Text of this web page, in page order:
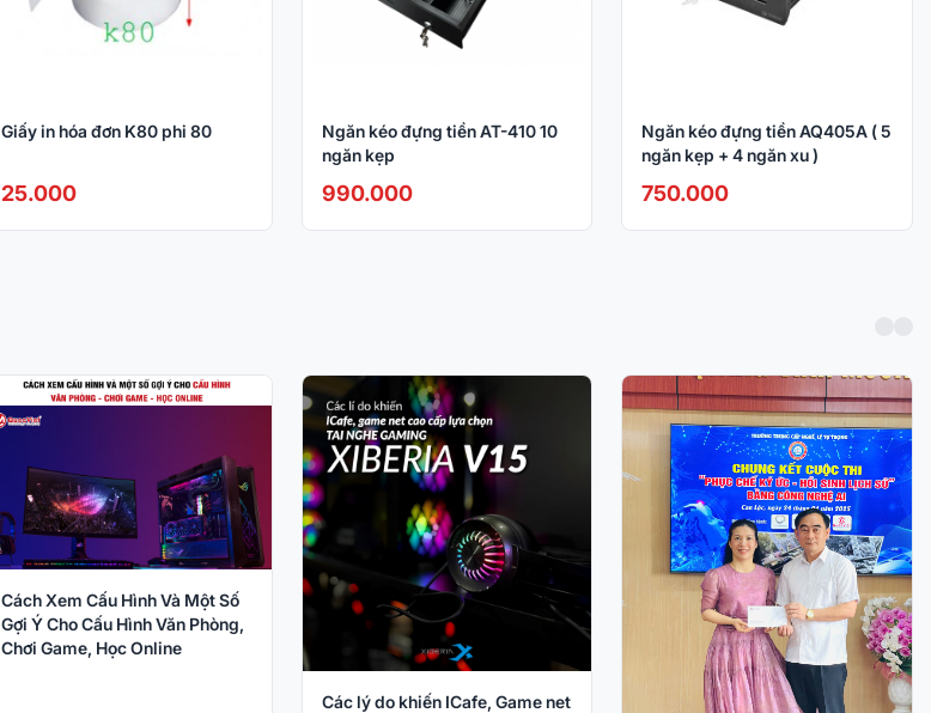
Giấy in hóa đơn K80 phi 80
25.000
Ngăn kéo đựng tiền AT-410 10
ngăn kẹp
990.000
Ngăn kéo đựng tiền AQ405A ( 5
ngăn kẹp + 4 ngăn xu )
750.000
Cách Xem Cấu Hình Và Một Số
Gợi Ý Cho Cấu Hình Văn Phòng,
Chơi Game, Học Online
Các lý do khiến ICafe, Game net